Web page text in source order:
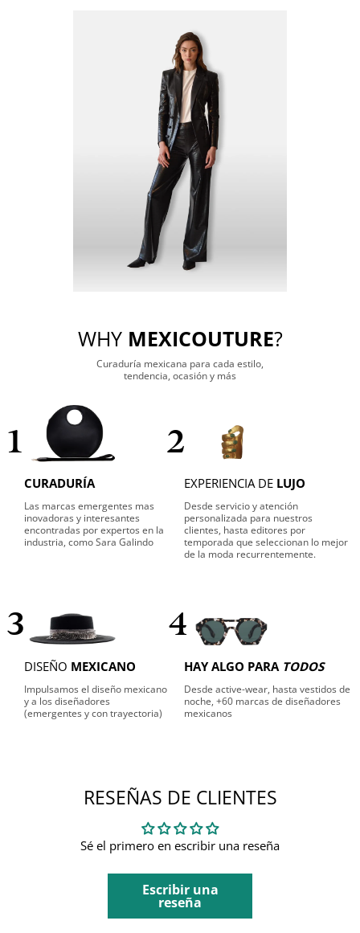
WHY MEXICOUTURE?
Curaduría mexicana para cada estilo,
tendencia, ocasión y más
1
CURADURÍA
Las marcas emergentes mas
inovadoras y interesantes
encontradas por expertos en la
industria, como Sara Galindo
2
EXPERIENCIA DE LUJO
Desde servicio y atención
personalizada para nuestros
clientes, hasta editores por
temporada que seleccionan lo mejor
de la moda recurrentemente.
3
DISEÑO MEXICANO
Impulsamos el diseño mexicano
y a los diseñadores
(emergentes y con trayectoria)
4
HAY ALGO PARA TODOS
Desde active-wear, hasta vestidos de
noche, +60 marcas de diseñadores
mexicanos
RESEÑAS DE CLIENTES
Sé el primero en escribir una reseña
Escribir una
reseña